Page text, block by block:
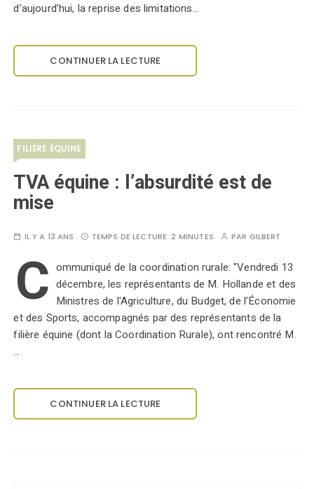
d’aujourd’hui, la reprise des limitations…
CONTINUER LA LECTURE
FILIÈRE ÉQUINE
TVA équine : l’absurdité est de
mise
IL Y A 13 ANS TEMPS DE LECTURE :2 MINUTES PAR GILBERT
C ommuniqué de la coordination rurale: "Vendredi 13
décembre, les représentants de M. Hollande et des
Ministres de l'Agriculture, du Budget, de l’Économie
et des Sports, accompagnés par des représentants de la
filière équine (dont la Coordination Rurale), ont rencontré M.
…
CONTINUER LA LECTURE